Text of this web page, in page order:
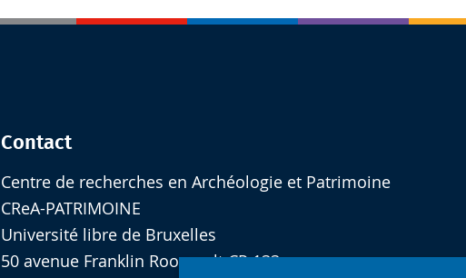
Contact
Centre de recherches en Archéologie et Patrimoine
CReA-PATRIMOINE
Université libre de Bruxelles
50 avenue Franklin Roosevelt CP 133